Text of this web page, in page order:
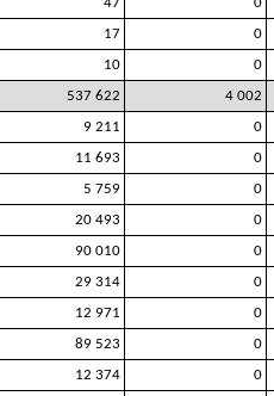
17 0
10 0
537 622 4 002
9 211 0
11 693 0
5 759 0
20 493 0
90 010 0
29 314 0
12 971 0
89 523 0
12 374 0